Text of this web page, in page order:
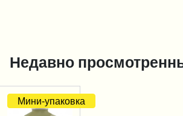
Недавно
Мини-упаковка